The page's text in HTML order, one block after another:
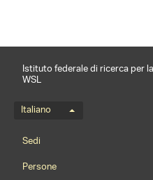
Istituto federale di ricerca per
WSL
Menu della
Italiano
Sedi
Persone